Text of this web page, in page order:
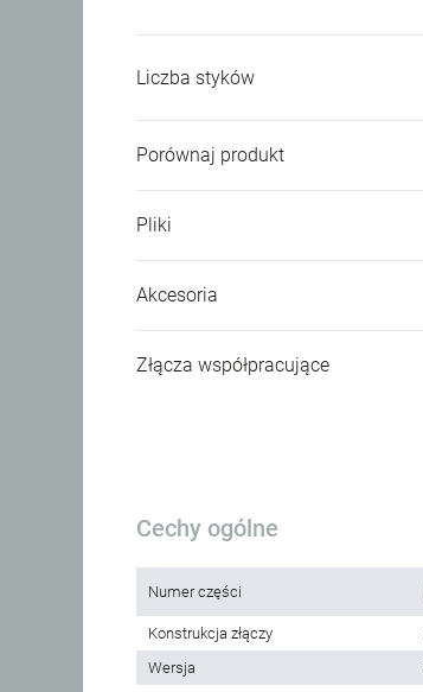
Liczba styków
Porównaj produkt
Pliki
Akcesoria
Złącza współpracujące
Cechy ogólne
Numer części
Konstrukcja złączy
Wersja